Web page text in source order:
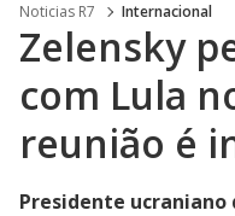
Noticias R7 Internacional
Zelensky
com Lula
reunião é
Presidente ucraniano